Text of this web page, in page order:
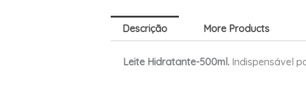
Descrição More Products
Leite Hidratante-500ml. Indispensável